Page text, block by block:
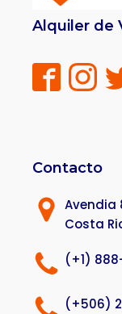
Alquiler de
Contacto
Avendia
Costa
(+1)
(+506)